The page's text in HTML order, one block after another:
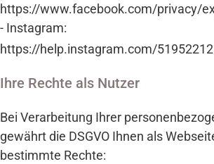
https://www.facebook.com/privacy/
- Instagram:
https://help.instagram.com/
Ihre Rechte als Nutzer
Bei Verarbeitung Ihrer
gewährt die DSGVO Ihnen als
bestimmte Rechte: